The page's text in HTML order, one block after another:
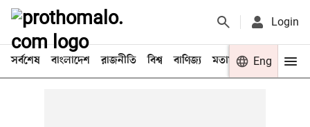
Login
সর্বশেষ বাংলাদেশ রাজনীতি বিশ্ব বাণিজ্য মতামত খেলা
Eng